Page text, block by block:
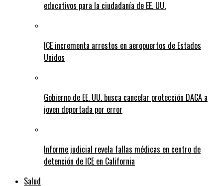
educativos para la ciudadanía de EE. UU.
ICE incrementa arrestos en aeropuertos de Estados
Unidos
Gobierno de EE. UU. busca cancelar protección DACA a
joven deportada por error
Informe judicial revela fallas médicas en centro de
detención de ICE en California
Salud